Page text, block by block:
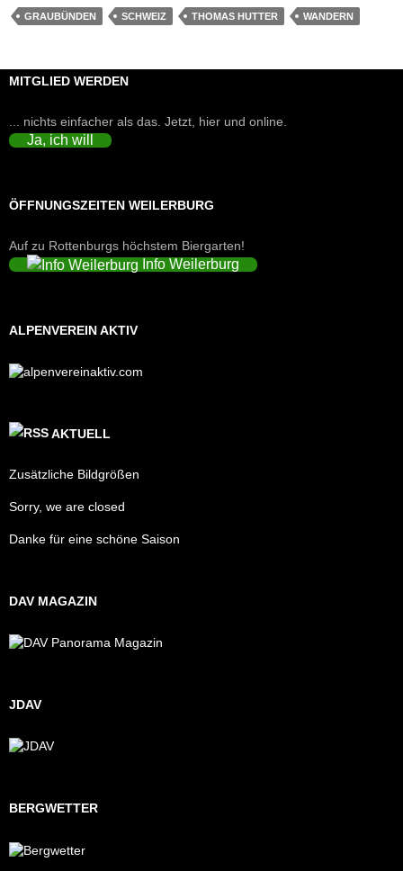
GRAUBÜNDEN SCHWEIZ THOMAS HUTTER WANDERN
MITGLIED WERDEN
... nichts einfacher als das. Jetzt, hier und online.
Ja, ich will
ÖFFNUNGSZEITEN WEILERBURG
Auf zu Rottenburgs höchstem Biergarten!
Info Weilerburg
ALPENVEREIN AKTIV
AKTUELL
Zusätzliche Bildgrößen
Sorry, we are closed
Danke für eine schöne Saison
DAV MAGAZIN
JDAV
BERGWETTER